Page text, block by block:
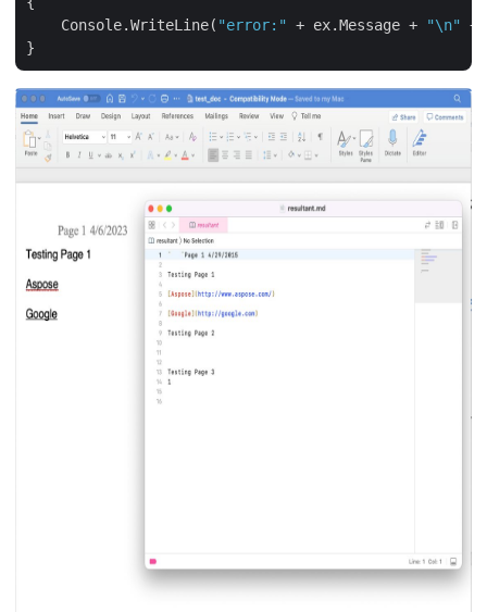
    Console.WriteLine(
"error:" + ex.Message + "\n"
+